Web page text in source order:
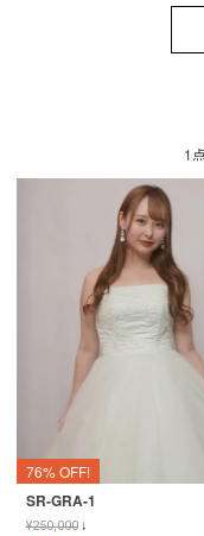
1
76% OFF!
SR-GRA-1
¥250,000↓